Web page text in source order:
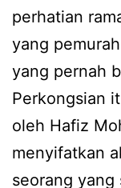
perhatian
yang
yang pernah
Perkongsian
oleh Hafiz
menyifatkan
seorang yang